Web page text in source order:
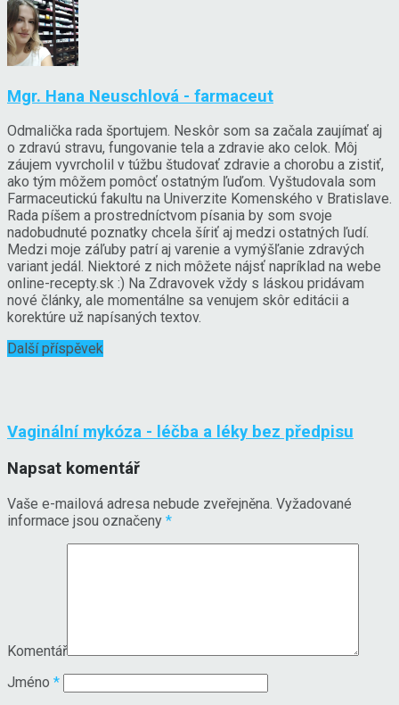
Mgr. Hana Neuschlová - farmaceut
Odmalička rada športujem. Neskôr som sa začala zaujímať aj
o zdravú stravu, fungovanie tela a zdravie ako celok. Môj
záujem vyvrcholil v túžbu študovať zdravie a chorobu a zistiť,
ako tým môžem pomôcť ostatným ľuďom. Vyštudovala som
Farmaceutickú fakultu na Univerzite Komenského v Bratislave.
Rada píšem a prostredníctvom písania by som svoje
nadobudnuté poznatky chcela šíriť aj medzi ostatných ľudí.
Medzi moje záľuby patrí aj varenie a vymýšľanie zdravých
variant jedál. Niektoré z nich môžete nájsť napríklad na webe
online-recepty.sk :) Na Zdravovek vždy s láskou pridávam
nové články, ale momentálne sa venujem skôr editácii a
korektúre už napísaných textov.
Další příspěvek
Vaginální mykóza - léčba a léky bez předpisu
Napsat komentář
Vaše e-mailová adresa nebude zveřejněna. Vyžadované
informace jsou označeny *
Komentář
Jméno *